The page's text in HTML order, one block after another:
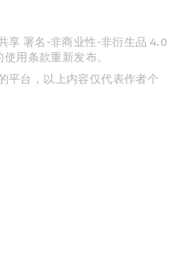
享 署名-非商业性-非衍生品 4.0
用条款重新发布。
平台，以上内容仅代表作者个